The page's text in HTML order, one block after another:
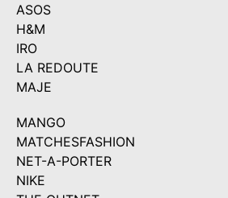
ASOS
H&M
IRO
LA REDOUTE
MAJE
MANGO
MATCHESFASHION
NET-A-PORTER
NIKE